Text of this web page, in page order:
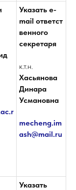
Указать е-
mail ответст
венного
секретаря
к.т.н.
Хасьянова
Динара
Усмановна
mecheng.im
ash@mail.ru
Указать